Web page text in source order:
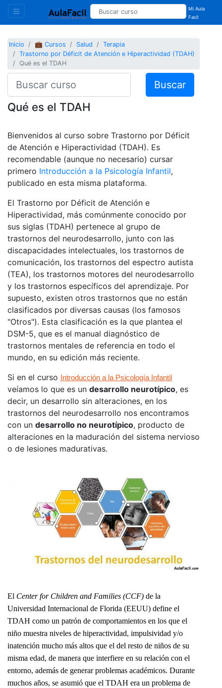
Mi Aula
Facil
Inicio 💼 Cursos Salud
Terapia
Trastorno por Déficit de Atención e Hiperactividad (TDAH)
Qué es el TDAH
Buscar
Qué es el TDAH
Bienvenidos al curso sobre Trastorno por Déficit
de Atención e Hiperactividad (TDAH). Es
recomendable (aunque no necesario) cursar
primero Introducción a la Psicología Infantil,
publicado en esta misma plataforma.
El Trastorno por Déficit de Atención e
Hiperactividad, más comúnmente conocido por
sus siglas (TDAH) pertenece al grupo de
trastornos del neurodesarrollo, junto con las
discapacidades intelectuales, los trastornos de
comunicación, los trastornos del espectro autista
(TEA), los trastornos motores del neurodesarrollo
y los trastornos específicos del aprendizaje. Por
supuesto, existen otros trastornos que no están
clasificados por diversas causas (los famosos
"Otros"). Esta clasificación es la que plantea el
DSM-5, que es el manual diagnóstico de
trastornos mentales de referencia en todo el
mundo, en su edición más reciente.
Si en el curso Introducción a la Psicología Infantil
veíamos lo que es un desarrollo neurotípico, es
decir, un desarrollo sin alteraciones, en los
trastornos del neurodesarrollo nos encontramos
con un desarrollo no neurotípico, producto de
alteraciones en la maduración del sistema nervioso
o de lesiones madurativas.
El Center for Children and Families (CCF) de la
Universidad Internacional de Florida (EEUU) define el
TDAH como un patrón de comportamientos en los que el
niño muestra niveles de hiperactividad, impulsividad y/o
inatención mucho más altos que el del resto de niños de su
misma edad, de manera que interfiere en su relación con el
entorno, además de generar problemas académicos. Durante
muchos años, se asumió que el TDAH era un problema de